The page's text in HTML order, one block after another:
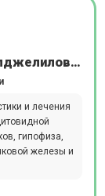
Ёллыева Земфира Абдулджелиловна
и лечения
гипофиза,
железы и